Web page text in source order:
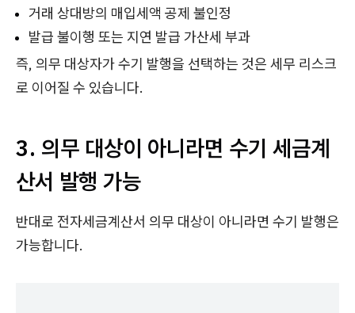
거래 상대방의 매입세액 공제 불인정
발급 불이행 또는 지연 발급 가산세 부과
즉, 의무 대상자가 수기 발행을 선택하는 것은 세무 리스크
로 이어질 수 있습니다.
3. 의무 대상이 아니라면 수기 세금계
산서 발행 가능
반대로 전자세금계산서 의무 대상이 아니라면 수기 발행은
가능합니다.